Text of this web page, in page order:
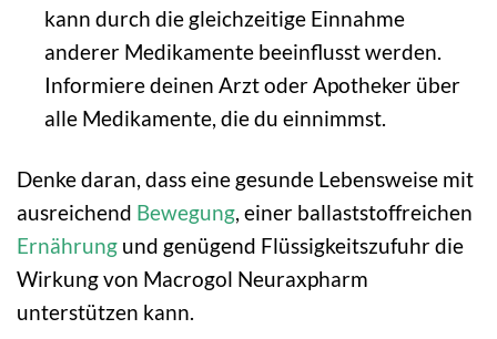
kann durch die gleichzeitige Einnahme
anderer Medikamente beeinflusst werden.
Informiere deinen Arzt oder Apotheker über
alle Medikamente, die du einnimmst.
Denke daran, dass eine gesunde Lebensweise mit
ausreichend Bewegung, einer ballaststoffreichen
Ernährung und genügend Flüssigkeitszufuhr die
Wirkung von Macrogol Neuraxpharm
unterstützen kann.